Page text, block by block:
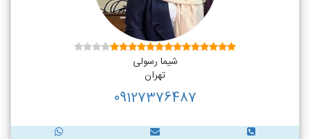
شیما رسولی
تهران
09127376487